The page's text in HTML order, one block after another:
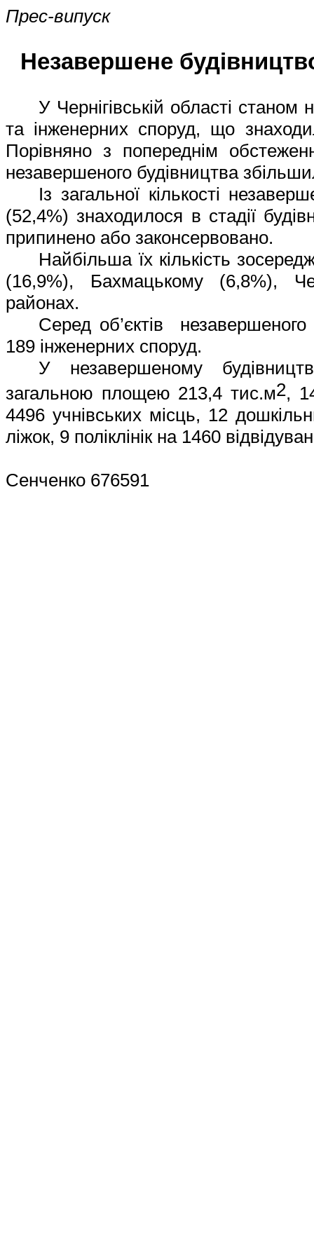
Прес-випуск
Незавершене
У Чернігівській області станом
та інженерних споруд, що
Порівняно з попереднім
незавершеного будівництва
Із загальної кількості
(52,4%) знаходилося в стадії
припинено або законсервовано.
Найбільша їх кількість
(16,9%), Бахмацькому (6,8%),
районах.
Серед об’єктів
189 інженерних споруд.
У незавершеному
загальною площею 213,4 тис.м2, 1
4496 учнівських місць, 12
ліжок, 9 поліклінік на 1460
Сенченко 676591